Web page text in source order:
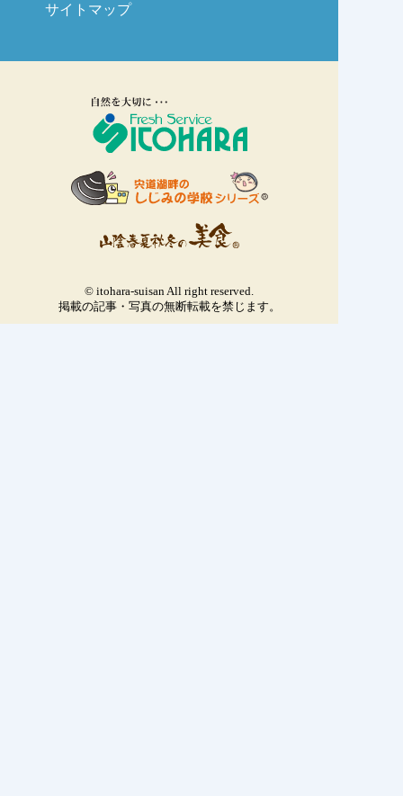
サイトマップ
© itohara-suisan All right reserved.
掲載の記事・写真の無断転載を禁じます。